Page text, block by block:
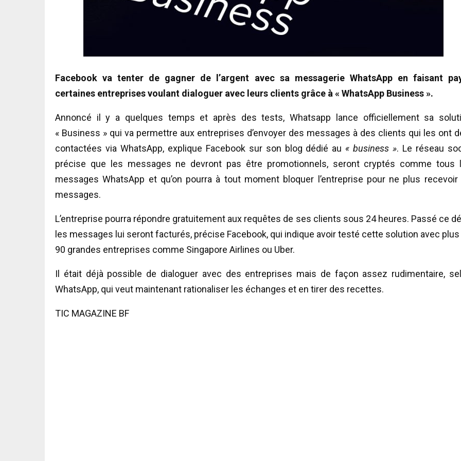
Facebook va tenter de gagner de l’argent avec sa messagerie WhatsApp en faisant
certaines entreprises voulant dialoguer avec leurs clients grâce à « WhatsApp Business ».
Annoncé il y a quelques temps et après des tests, Whatsapp lance officiellement sa
« Business » qui va permettre aux entreprises d’envoyer des messages à des clients qui les ont
contactées via WhatsApp, explique Facebook sur son blog dédié au « business ». Le réseau
précise que les messages ne devront pas être promotionnels, seront cryptés comme tous
messages WhatsApp et qu’on pourra à tout moment bloquer l’entreprise pour ne plus recevoir
messages.
L’entreprise pourra répondre gratuitement aux requêtes de ses clients sous 24 heures. Passé ce
les messages lui seront facturés, précise Facebook, qui indique avoir testé cette solution avec plus
90 grandes entreprises comme Singapore Airlines ou Uber.
Il était déjà possible de dialoguer avec des entreprises mais de façon assez rudimentaire,
WhatsApp, qui veut maintenant rationaliser les échanges et en tirer des recettes.
TIC MAGAZINE BF